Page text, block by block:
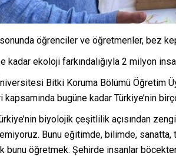
öğrenciler ve öğretmenler, bez
kadar ekoloji farkındalığıyla 2 milyon
Bitki Koruma Bölümü Öğretim
kapsamında bugüne kadar Türkiye’nin
biyolojik çeşitlilik açısından
Bunu eğitimde, bilimde, sanatta,
bunu öğretmek. Şehirde insanlar